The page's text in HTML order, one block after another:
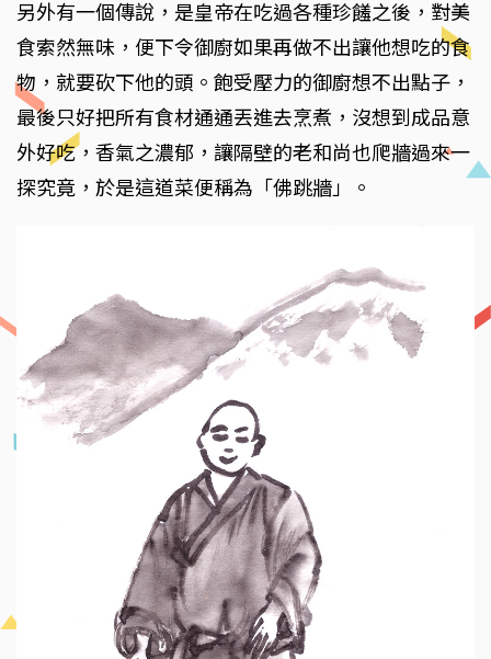
另外有一個傳說，是皇帝在吃過各種珍饈之後，對美
食索然無味，便下令御廚如果再做不出讓他想吃的食
物，就要砍下他的頭。飽受壓力的御廚想不出點子，
最後只好把所有食材通通丟進去烹煮，沒想到成品意
外好吃，香氣之濃郁，讓隔壁的老和尚也爬牆過來一
探究竟，於是這道菜便稱為「佛跳牆」。